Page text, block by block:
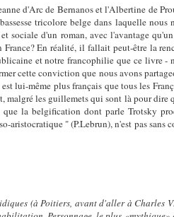
d'Arc de Bernanos et l'Albertine de
tricolore belge dans laquelle
d'un roman, avec l'avantage
En réalité, il fallait peut-être la
et notre francophilie que ce livre
cette conviction que nous avons
est lui-même plus français que tous les
malgré les guillemets qui sont là pour
la belgification dont parle Trotsky
" (P.Lebrun), n'est pas sans
(à Poitiers, avant d'aller à Charles